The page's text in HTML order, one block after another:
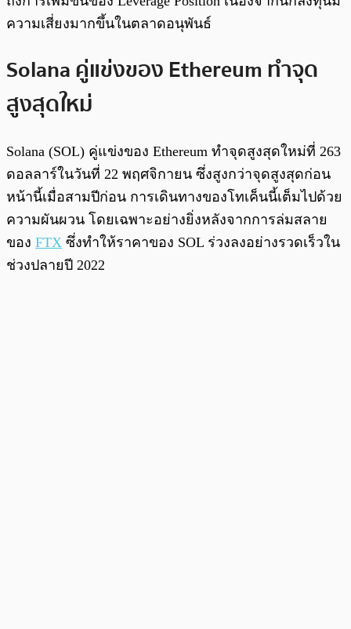
ความเสี่ยงมากขึ้นในตลาดอนุพันธ์
Solana คู่แข่งของ Ethereum ทำจุด
สูงสุดใหม่
Solana (SOL) คู่แข่งของ Ethereum ทำจุดสูงสุดใหม่ที่ 263
ดอลลาร์ในวันที่ 22 พฤศจิกายน ซึ่งสูงกว่าจุดสูงสุดก่อน
หน้านี้เมื่อสามปีก่อน การเดินทางของโทเค็นนี้เต็มไปด้วย
ความผันผวน โดยเฉพาะอย่างยิ่งหลังจากการล่มสลาย
ของ FTX ซึ่งทำให้ราคาของ SOL ร่วงลงอย่างรวดเร็วใน
ช่วงปลายปี 2022